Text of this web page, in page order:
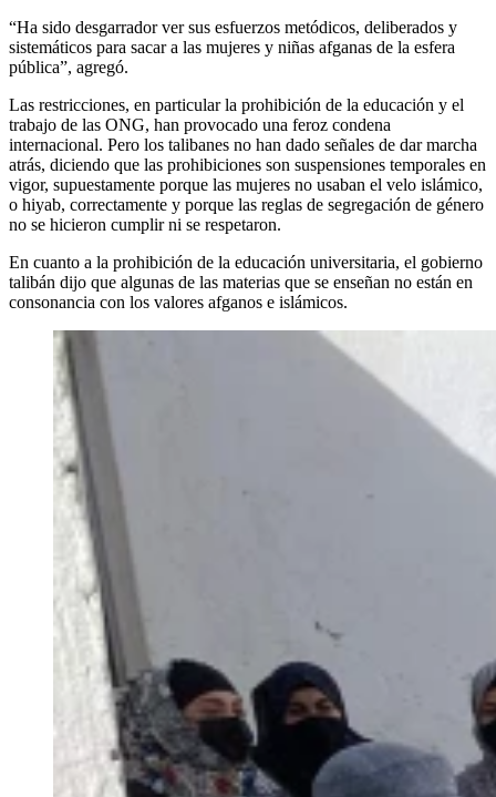
“Ha sido desgarrador ver sus esfuerzos metódicos, deliberados y
sistemáticos para sacar a las mujeres y niñas afganas de la esfera
pública”, agregó.
Las restricciones, en particular la prohibición de la educación y el
trabajo de las ONG, han provocado una feroz condena
internacional. Pero los talibanes no han dado señales de dar marcha
atrás, diciendo que las prohibiciones son suspensiones temporales en
vigor, supuestamente porque las mujeres no usaban el velo islámico,
o hiyab, correctamente y porque las reglas de segregación de género
no se hicieron cumplir ni se respetaron.
En cuanto a la prohibición de la educación universitaria, el gobierno
talibán dijo que algunas de las materias que se enseñan no están en
consonancia con los valores afganos e islámicos.